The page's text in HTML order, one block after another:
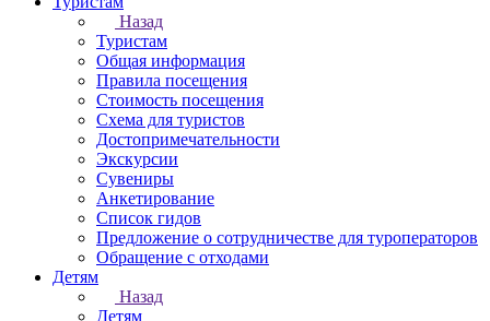
Назад
Туристам
Общая информация
Правила посещения
Стоимость посещения
Схема для туристов
Достопримечательности
Экскурсии
Сувениры
Анкетирование
Список гидов
Предложение о сотрудничестве для туроператоров
Обращение с отходами
Детям
Назад
Детям